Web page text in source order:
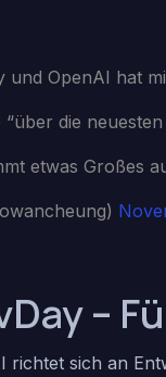
und OpenAI hat
“über die
etwas Großes
–
richtet sich an